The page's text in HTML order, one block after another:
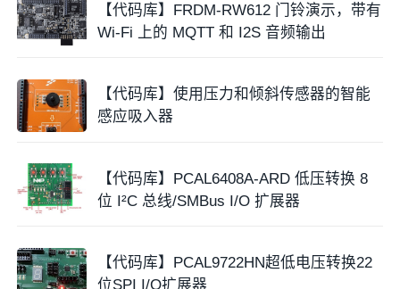
【代码库】FRDM-RW612 门铃演示，带有
Wi-Fi 上的 MQTT 和 I2S 音频输出
【代码库】使用压力和倾斜传感器的智能
感应吸入器
【代码库】PCAL6408A-ARD 低压转换 8
位 I²C 总线/SMBus I/O 扩展器
【代码库】PCAL9722HN超低电压转换22
位SPI I/O扩展器